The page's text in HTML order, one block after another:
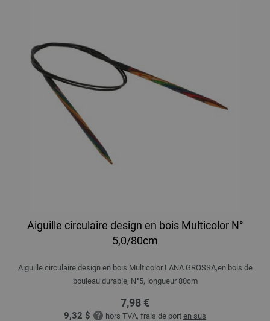
Aiguille circulaire design en bois Multicolor N°
5,0/80cm
Aiguille circulaire design en bois Multicolor LANA GROSSA,en bois de
bouleau durable, N°5, longueur 80cm
7,98 €
9,32 $ hors TVA, frais de port en sus